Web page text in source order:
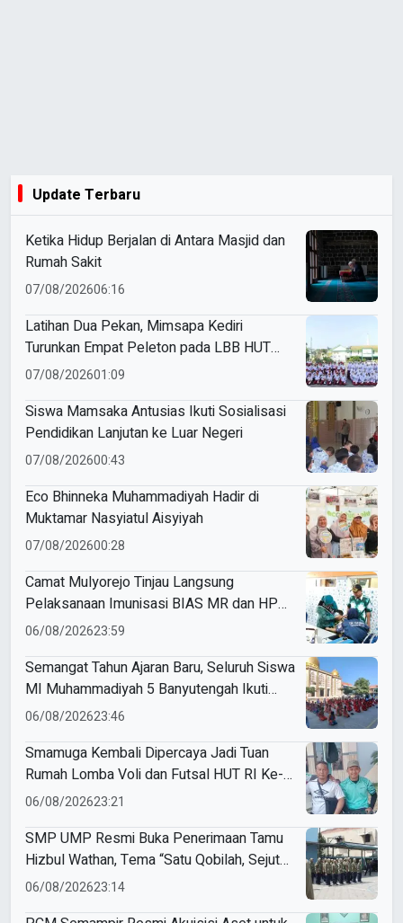
Update Terbaru
Ketika Hidup Berjalan di Antara Masjid dan
Rumah Sakit
07/08/202606:16
Latihan Dua Pekan, Mimsapa Kediri
Turunkan Empat Peleton pada LBB HUT
Ke-81 RI Kecamatan Pare
07/08/202601:09
Siswa Mamsaka Antusias Ikuti Sosialisasi
Pendidikan Lanjutan ke Luar Negeri
07/08/202600:43
Eco Bhinneka Muhammadiyah Hadir di
Muktamar Nasyiatul Aisyiyah
07/08/202600:28
Camat Mulyorejo Tinjau Langsung
Pelaksanaan Imunisasi BIAS MR dan HPV
di SD Muhammadiyah 18 Surabaya
06/08/202623:59
Semangat Tahun Ajaran Baru, Seluruh Siswa
MI Muhammadiyah 5 Banyutengah Ikuti
Latihan Tapak Suci Perdana
06/08/202623:46
Smamuga Kembali Dipercaya Jadi Tuan
Rumah Lomba Voli dan Futsal HUT RI Ke-
81 Kecamatan Tulangan
06/08/202623:21
SMP UMP Resmi Buka Penerimaan Tamu
Hizbul Wathan, Tema “Satu Qobilah, Sejuta
Cerita” Curi Perhatian
06/08/202623:14